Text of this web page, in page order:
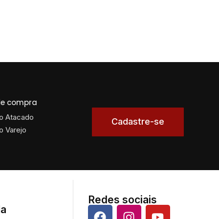
compra
Atacado
Varejo
Cadastre-se
Redes sociais